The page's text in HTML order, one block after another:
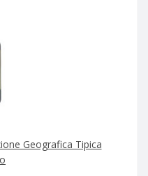
Geografica Tipica